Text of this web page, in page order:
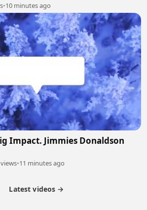
•10 minutes ago
Impact. Jimmies Donaldson
•11 minutes ago
Latest videos →